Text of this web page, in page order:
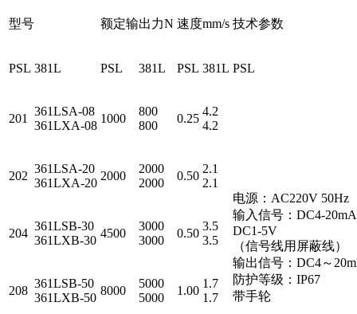
型号 额定输出力N 速度mm/s 技术参数
PSL 381L PSL 381L PSL 381L PSL
201
361LSA-08
361LXA-08
1000
800
800
0.25
4.2
4.2
电源：AC220V 50Hz
输入信号：DC4-20mA
DC1-5V
（信号线用屏蔽线）
输出信号：DC4～
防护等级：IP67
带手轮
202
361LSA-20
361LXA-20
2000
2000
2000
0.50
2.1
2.1
204
361LSB-30
361LXB-30
4500
3000
3000
0.50
3.5
3.5
208
361LSB-50
361LXB-50
8000
5000
5000
1.00
1.7
1.7